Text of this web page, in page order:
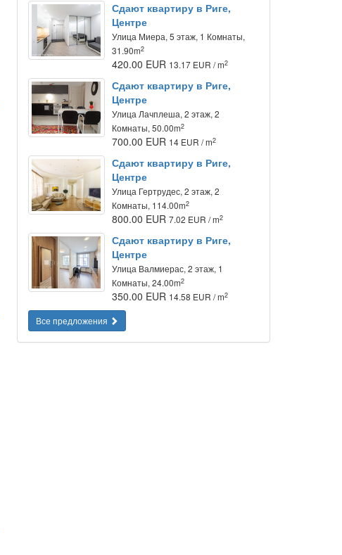
Сдают квартиру в Риге,
Центре
Улица Миера, 5 этаж, 1 Комнаты,
31.90m2
420.00 EUR 13.17 EUR / m2
Сдают квартиру в Риге,
Центре
Улица Лачплеша, 2 этаж, 2
Комнаты, 50.00m2
700.00 EUR 14 EUR / m2
Сдают квартиру в Риге,
Центре
Улица Гертрудес, 2 этаж, 2
Комнаты, 114.00m2
800.00 EUR7.02 EUR / m2
Сдают квартиру в Риге,
Центре
Улица Валмиерас, 2 этаж, 1
Комнаты, 24.00m2
350.00 EUR 14.58 EUR / m2
Все предложения